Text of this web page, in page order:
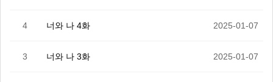
4 너와 나 4화 2025-01-07
3 너와 나 3화 2025-01-07